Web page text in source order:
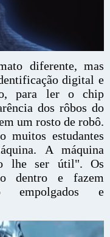
diferente, mas
digital e
para ler o chip
dos rôbos do
um rosto de robô.
muitos estudantes
A máquina
lhe ser útil". Os
dentro e fazem
empolgados e